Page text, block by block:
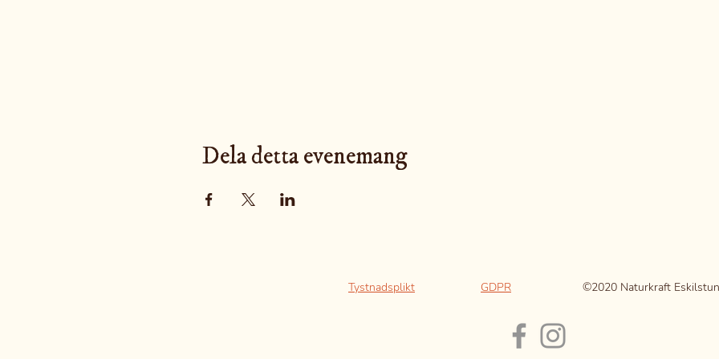
Dela detta evenemang
Tystnadsplikt GDPR ©2020 Naturkraft